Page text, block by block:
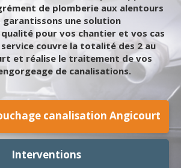
de plomberie aux alentours
garantissons une solution
pour vos chantier et vos cas
couvre la totalité des 2 au
et réalise le traitement de vos
de canalisations.
canalisation Angicourt
Interventions